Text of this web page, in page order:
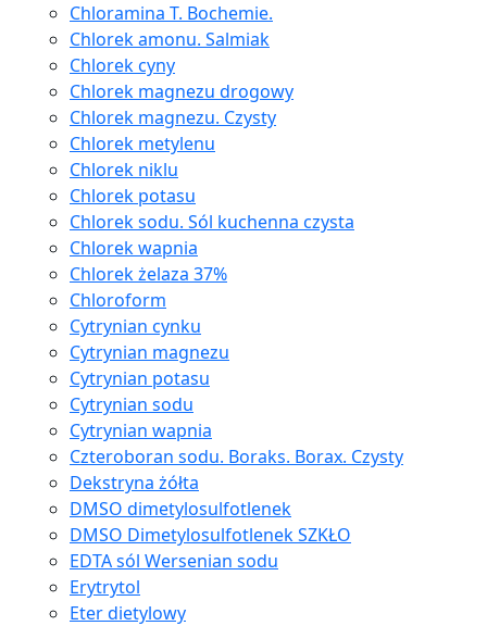
Chloramina T. Bochemie.
Chlorek amonu. Salmiak
Chlorek cyny
Chlorek magnezu drogowy
Chlorek magnezu. Czysty
Chlorek metylenu
Chlorek niklu
Chlorek potasu
Chlorek sodu. Sól kuchenna czysta
Chlorek wapnia
Chlorek żelaza 37%
Chloroform
Cytrynian cynku
Cytrynian magnezu
Cytrynian potasu
Cytrynian sodu
Cytrynian wapnia
Czteroboran sodu. Boraks. Borax. Czysty
Dekstryna żółta
DMSO dimetylosulfotlenek
DMSO Dimetylosulfotlenek SZKŁO
EDTA sól Wersenian sodu
Erytrytol
Eter dietylowy